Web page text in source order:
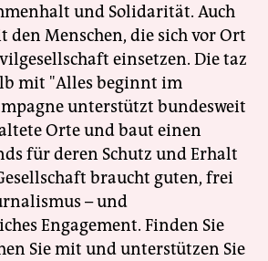
und Solidarität. Auch
den Menschen, die sich vor Ort
einsetzen. Die taz
mit "Alles beginnt im
unterstützt bundesweit
Orte und baut einen
für deren Schutz und Erhalt
braucht guten, frei
– und
Engagement. Finden Sie
Sie mit und unterstützen Sie